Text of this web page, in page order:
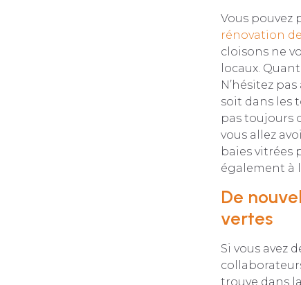
Vous pouvez
rénovation
cloisons ne
locaux.
N’hésitez
soit dans les
pas toujours
vous allez
baies vitrées
également à
De
vertes
Si vous avez
trouve dans